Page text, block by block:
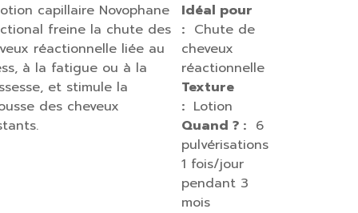
capillaire Novophane
freine la chute des
réactionnelle liée au
à la fatigue ou à la
et stimule la
des cheveux
Idéal pour
: Chute de
cheveux
réactionnelle
Texture
: Lotion
Quand ? : 6
pulvérisations
1 fois/jour
pendant 3
mois